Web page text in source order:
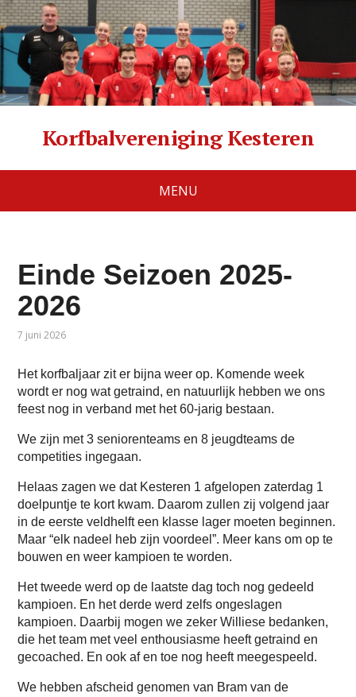
Korfbalvereniging Kesteren
MENU
Einde Seizoen 2025-
2026
7 juni 2026
Het korfbaljaar zit er bijna weer op. Komende week
wordt er nog wat getraind, en natuurlijk hebben we ons
feest nog in verband met het 60-jarig bestaan.
We zijn met 3 seniorenteams en 8 jeugdteams de
competities ingegaan.
Helaas zagen we dat Kesteren 1 afgelopen zaterdag 1
doelpuntje te kort kwam. Daarom zullen zij volgend jaar
in de eerste veldhelft een klasse lager moeten beginnen.
Maar “elk nadeel heb zijn voordeel”. Meer kans om op te
bouwen en weer kampioen te worden.
Het tweede werd op de laatste dag toch nog gedeeld
kampioen. En het derde werd zelfs ongeslagen
kampioen. Daarbij mogen we zeker Williese bedanken,
die het team met veel enthousiasme heeft getraind en
gecoached. En ook af en toe nog heeft meegespeeld.
We hebben afscheid genomen van Bram van de